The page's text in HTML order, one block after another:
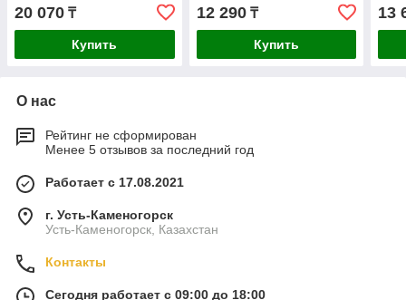
20 070 ₸
Купить
12 290₸
Купить
13
О нас
Рейтинг не сформирован
Менее 5 отзывов за последний год
Работает с 17.08.2021
г. Усть-Каменогорск
Усть-Каменогорск, Казахстан
Контакты
Сегодня работает с 09:00 до 18:00